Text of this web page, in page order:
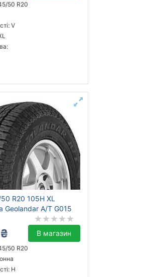
50 R20
V
R20 105H XL
Geolandar A/T G015
В магазин
50 R20
H